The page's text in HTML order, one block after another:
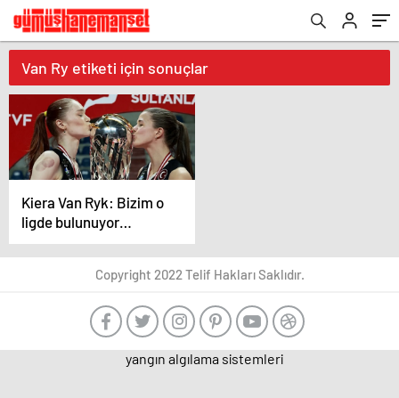
Van Ry etiketi için sonuçlar
Kiera Van Ryk: Bizim o
ligde bulunuyor
olmamız da çok büyük
bir başarı
Copyright 2022 Telif Hakları Saklıdır.
yangın algılama sistemleri